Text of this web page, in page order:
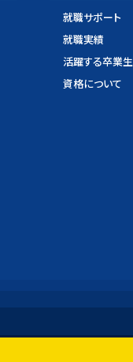
就職サポート
就職実績
活躍する卒業生
資格について